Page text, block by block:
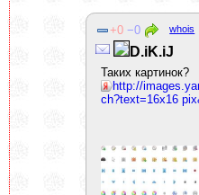
whois
0 0
D.iK.iJ
Таких картинок?
http://
ch?text=16x16